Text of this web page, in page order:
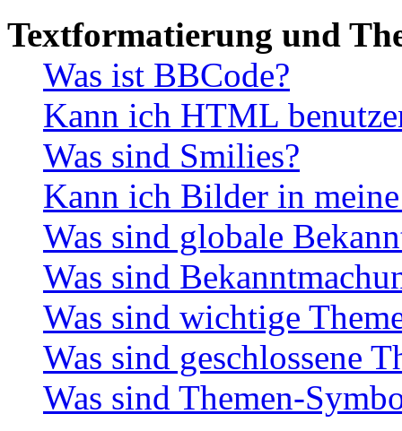
Textformatierung und
Was ist BBCode?
Kann ich HTML
Was sind Smilies?
Kann ich Bilder in
Was sind globale
Was sind
Was sind wichtige
Was sind geschlossene
Was sind Themen-